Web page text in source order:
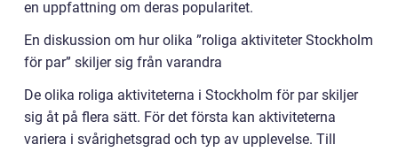
en uppfattning om deras popularitet.
En diskussion om hur olika ”roliga aktiviteter Stockholm
för par” skiljer sig från varandra
De olika roliga aktiviteterna i Stockholm för par skiljer
sig åt på flera sätt. För det första kan aktiviteterna
variera i svårighetsgrad och typ av upplevelse. Till